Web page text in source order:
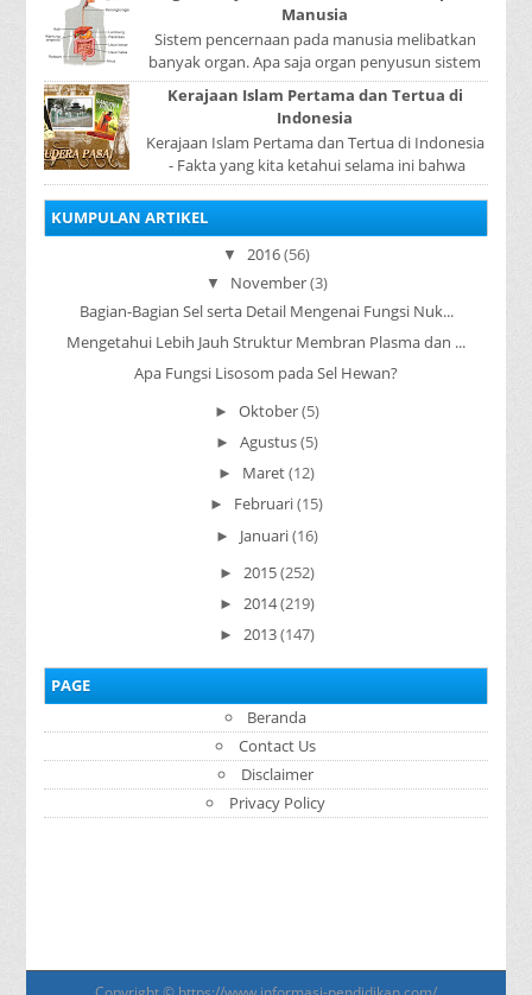
Manusia
Sistem pencernaan pada manusia melibatkan
banyak organ. Apa saja organ penyusun sistem
pencernaan pada manusia ? Organ penyusun
sistem p...
Kerajaan Islam Pertama dan Tertua di
Indonesia
Kerajaan Islam Pertama dan Tertua di Indonesia
- Fakta yang kita ketahui selama ini bahwa
kerajaan Samudera Pasai merupakan kerajaan ...
KUMPULAN ARTIKEL
▼ 2016(56)
▼ November(3)
Bagian-Bagian Sel serta Detail Mengenai Fungsi Nuk...
Mengetahui Lebih Jauh Struktur Membran Plasma dan ...
Apa Fungsi Lisosom pada Sel Hewan?
► Oktober(5)
► Agustus(5)
► Maret(12)
► Februari(15)
► Januari(16)
► 2015(252)
► 2014(219)
► 2013(147)
PAGE
Beranda
Contact Us
Disclaimer
Privacy Policy